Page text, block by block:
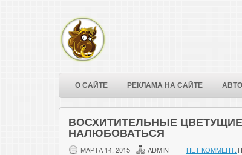
О САЙТЕ РЕКЛАМА НА САЙТЕ
ВОСХИТИТЕЛЬНЫЕ
НАЛЮБОВАТЬСЯ
МАРТА 14, 2015 ADMIN НЕТ КОММЕНТ.